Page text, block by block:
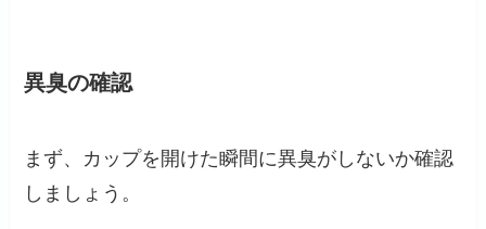
異臭の確認
まず、カップを開けた瞬間に異臭がしないか確認
しましょう。